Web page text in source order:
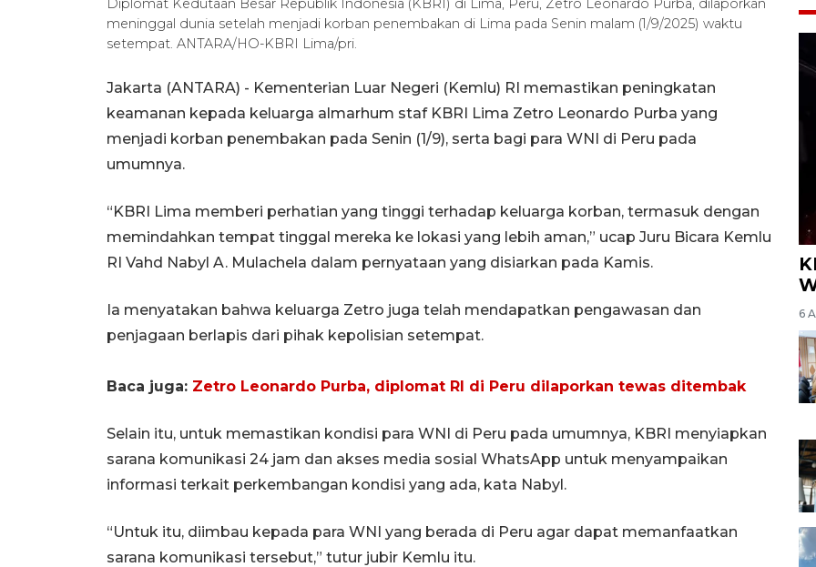
Diplomat Kedutaan Besar Republik Indonesia (KBRI) di Lima, Peru, Zetro Leonardo Purba, dilaporkan
meninggal dunia setelah menjadi korban penembakan di Lima pada Senin malam (1/9/2025) waktu
setempat. ANTARA/HO-KBRI Lima/pri.
Jakarta (ANTARA) - Kementerian Luar Negeri (Kemlu) RI memastikan peningkatan
keamanan kepada keluarga almarhum staf KBRI Lima Zetro Leonardo Purba yang
menjadi korban penembakan pada Senin (1/9), serta bagi para WNI di Peru pada
umumnya.
“KBRI Lima memberi perhatian yang tinggi terhadap keluarga korban, termasuk dengan
memindahkan tempat tinggal mereka ke lokasi yang lebih aman,” ucap Juru Bicara Kemlu
RI Vahd Nabyl A. Mulachela dalam pernyataan yang disiarkan pada Kamis.
Ia menyatakan bahwa keluarga Zetro juga telah mendapatkan pengawasan dan
penjagaan berlapis dari pihak kepolisian setempat.
Baca juga: Zetro Leonardo Purba, diplomat RI di Peru dilaporkan tewas ditembak
Selain itu, untuk memastikan kondisi para WNI di Peru pada umumnya, KBRI menyiapkan
sarana komunikasi 24 jam dan akses media sosial WhatsApp untuk menyampaikan
informasi terkait perkembangan kondisi yang ada, kata Nabyl.
“Untuk itu, diimbau kepada para WNI yang berada di Peru agar dapat memanfaatkan
sarana komunikasi tersebut,” tutur jubir Kemlu itu.
6